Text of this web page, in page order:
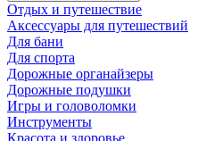
Отдых и путешествие
Аксессуары для путешествий
Для бани
Для спорта
Дорожные органайзеры
Дорожные подушки
Игры и головоломки
Инструменты
Красота и здоровье